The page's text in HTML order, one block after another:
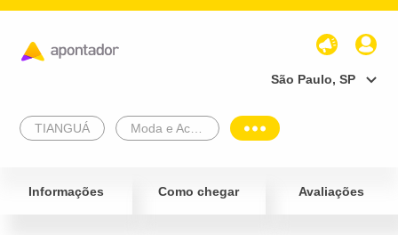
São Paulo, SP
TIANGUÁ
Informações Como chegar Avaliações